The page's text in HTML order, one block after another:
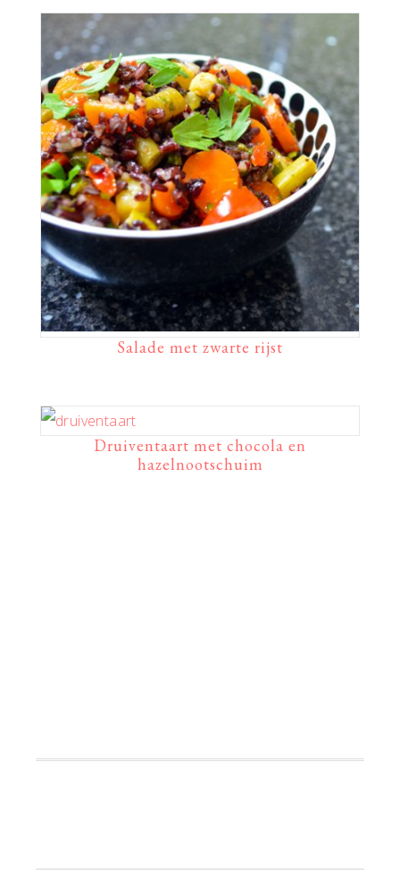
Salade met zwarte rijst
Druiventaart met chocola en
hazelnootschuim